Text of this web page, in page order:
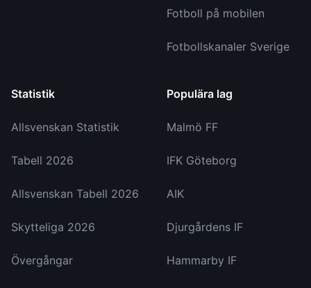
Fotboll på mobilen
Fotbollskanaler Sverige
Statistik
Allsvenskan Statistik
Tabell 2026
Allsvenskan Tabell 2026
Skytteliga 2026
Övergångar
Populära lag
Malmö FF
IFK Göteborg
AIK
Djurgårdens IF
Hammarby IF